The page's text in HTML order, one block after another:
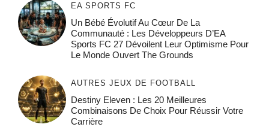
EA SPORTS FC
Un Bébé Évolutif Au Cœur De La
Communauté : Les Développeurs D’EA
Sports FC 27 Dévoilent Leur Optimisme Pour
Le Monde Ouvert The Grounds
AUTRES JEUX DE FOOTBALL
Destiny Eleven : Les 20 Meilleures
Combinaisons De Choix Pour Réussir Votre
Carrière